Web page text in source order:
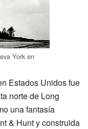
York en
Estados Unidos fue
norte de Long
una fantasía
& Hunt y construida